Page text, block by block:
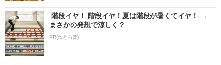
階段イヤ！ 階段イヤ！夏は階段が暑くてイヤ！ →
まさかの発想で涼しく？
PR(ねとらぼ)